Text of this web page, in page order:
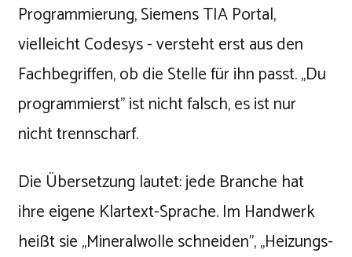
Programmierung, Siemens TIA Portal,
vielleicht Codesys - versteht erst aus den
Fachbegriffen, ob die Stelle für ihn passt. „Du
programmierst" ist nicht falsch, es ist nur
nicht trennscharf.
Die Übersetzung lautet: jede Branche hat
ihre eigene Klartext-Sprache. Im Handwerk
heißt sie „Mineralwolle schneiden", „Heizungs-